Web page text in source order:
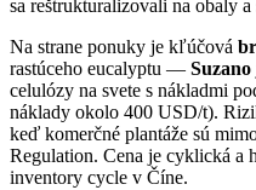
sa reštrukturalizovali na obaly a
Na strane ponuky je kľúčová
rastúceho eucalyptu — Suzano
celulózy na svete s nákladmi
náklady okolo 400 USD/t).
keď komerčné plantáže sú
Regulation. Cena je cyklická a
inventory cycle v Číne.